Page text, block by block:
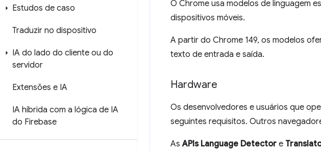
Estudos de caso
Traduzir no dispositivo
IA do lado do cliente ou do
servidor
Extensões e IA
IA híbrida com a lógica de IA
do Firebase
O Chrome usa modelos de linguagem
dispositivos móveis.
A partir do Chrome 149, os modelos
texto de entrada e saída.
Hardware
Os desenvolvedores e usuários que
seguintes requisitos. Outros
AsAPIs Language Detector e